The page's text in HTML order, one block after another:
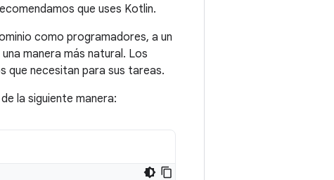
que uses Kotlin.
como programadores, a un
manera más natural. Los
que necesitan para sus tareas.
la siguiente manera: